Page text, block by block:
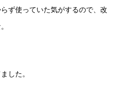
ず使っていた気がするので、改
した。